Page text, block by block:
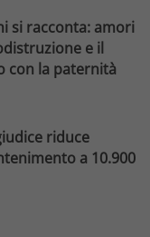
si racconta: amori
e il
con la paternità
riduce
a 10.900